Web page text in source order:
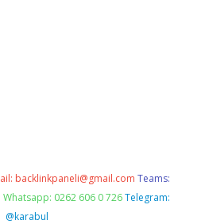
backlinkpaneli@gmail.com Teams:
Whatsapp: 0262 606 0 726 Telegram:
@karabul